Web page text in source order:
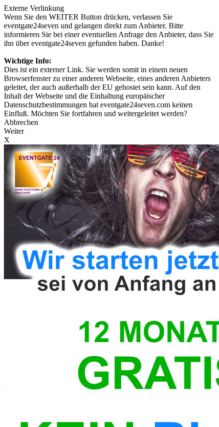
Externe Verlinkung
Wenn Sie den WEITER Button drücken, verlassen Sie
eventgate24seven und gelangen direkt zum Anbieter. Bitte
informieren Sie bei einer eventuellen Anfrage den Anbieter, dass Sie
ihn über eventgate24seven gefunden haben. Danke!
Wichtige Info:
Dies ist ein externer Link. Sie werden somit in einem neuen
Browserfenster zu einer anderen Webseite, eines anderen Anbieters
geleitet, der auch außerhalb der EU gehostet sein kann. Auf den
Inhalt der Webseite und die Einhaltung europäischer
Datenschutzbestimmungen hat eventgate24seven.com keinen
Einfluß. Möchten Sie fortfahren und weitergeleitet werden?
Abbrechen
Weiter
X